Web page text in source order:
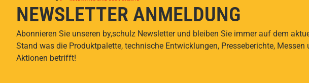
NEWSLETTER ANMELDUNG
Abonnieren Sie unseren by,schulz Newsletter und bleiben Sie immer auf dem
Stand was die Produktpalette, technische Entwicklungen, Presseberichte, Messen
Aktionen betrifft!